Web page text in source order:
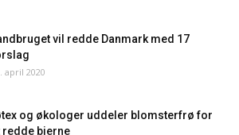
vil redde Danmark med 17
april 2020
og økologer uddeler blomsterfrø for
redde bierne